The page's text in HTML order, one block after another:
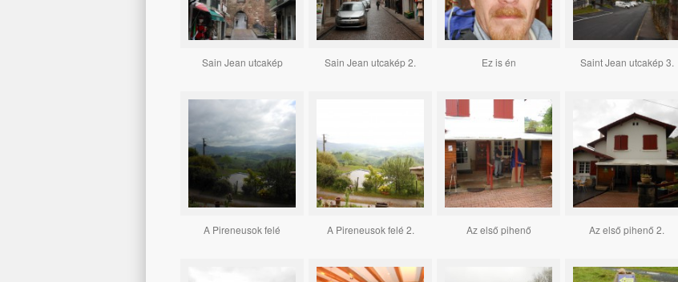
Sain Jean utcakép Sain Jean utcakép 2. Ez is én Saint Jean utcakép 3.
A Pireneusok felé A Pireneusok felé 2. Az első pihenő Az első pihenő 2.